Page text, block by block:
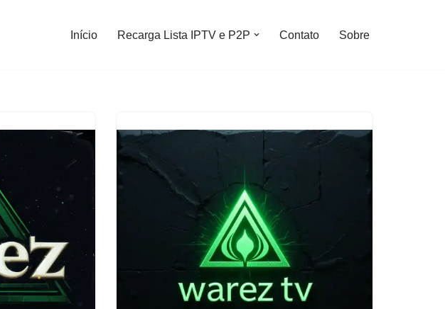
Início Recarga Lista IPTV e P2P Contato Sobre